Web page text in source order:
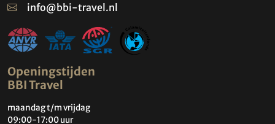
info@bbi-travel.nl
Openingstijden
BBI Travel
maandag t/m vrijdag
09:00-17:00 uur